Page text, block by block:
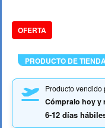
OFERTA
PRODUCTO DE
Producto vendido
Cómpralo hoy y
6-12 días